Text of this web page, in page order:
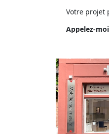
Votre projet
Appelez-